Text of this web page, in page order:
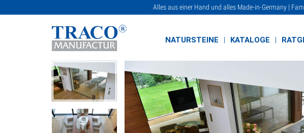
Alles aus einer Hand und alles Made-in-Germany |
NATURSTEINE KATALOGE